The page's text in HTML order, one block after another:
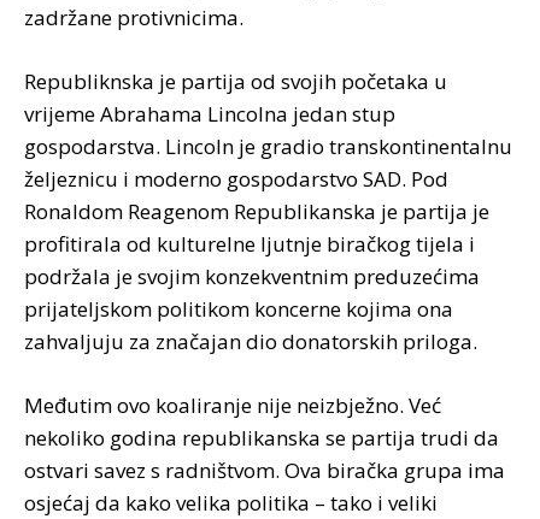
zadržane protivnicima.
Republiknska je partija od svojih početaka u
vrijeme Abrahama Lincolna jedan stup
gospodarstva. Lincoln je gradio transkontinentalnu
željeznicu i moderno gospodarstvo SAD. Pod
Ronaldom Reagenom Republikanska je partija je
profitirala od kulturelne ljutnje biračkog tijela i
podržala je svojim konzekventnim preduzećima
prijateljskom politikom koncerne kojima ona
zahvaljuju za značajan dio donatorskih priloga.
Međutim ovo koaliranje nije neizbježno. Već
nekoliko godina republikanska se partija trudi da
ostvari savez s radništvom. Ova biračka grupa ima
osjećaj da kako velika politika – tako i veliki